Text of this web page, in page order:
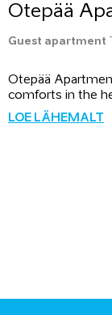
Otepää
Guest apartment
Otepää
comforts in the
LOE LÄHEMALT